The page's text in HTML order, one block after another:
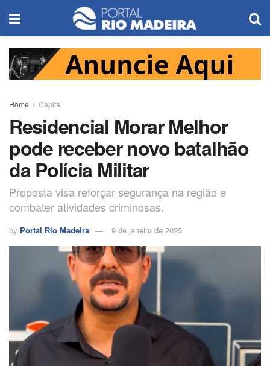
Home Capital
Residencial Morar Melhor
pode receber novo batalhão
da Polícia Militar
Proposta visa reforçar segurança na região e
combater atividades criminosas.
by Portal Rio Madeira 9 de janeiro de 2025